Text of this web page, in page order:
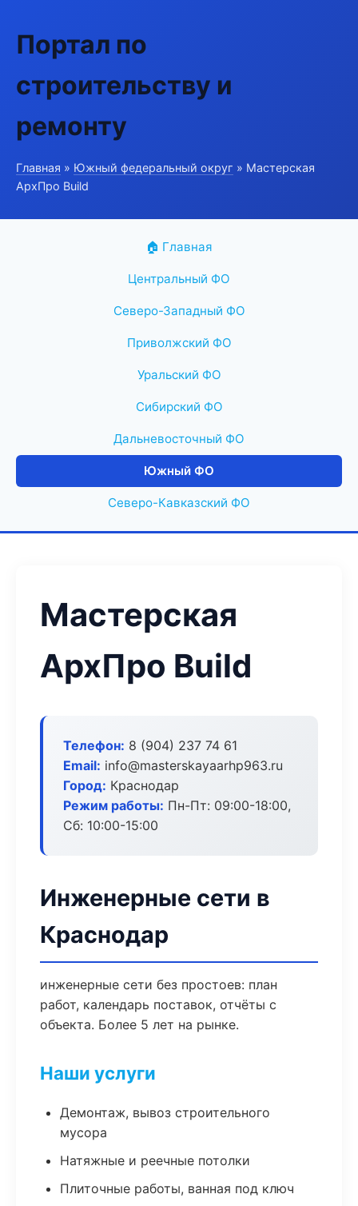
Портал по
строительству и
ремонту
Главная » Южный федеральный округ » Мастерская
АрхПро Build
🏠 Главная
Центральный ФО
Северо-Западный ФО
Приволжский ФО
Уральский ФО
Сибирский ФО
Дальневосточный ФО
Южный ФО
Северо-Кавказский ФО
Мастерская
АрхПро Build
Телефон: 8 (904) 237 74 61
Email: info@masterskayaarhp963.ru
Город: Краснодар
Режим работы: Пн-Пт: 09:00-18:00,
Сб: 10:00-15:00
Инженерные сети в
Краснодар
инженерные сети без простоев: план
работ, календарь поставок, отчёты с
объекта. Более 5 лет на рынке.
Наши услуги
Демонтаж, вывоз строительного
мусора
Натяжные и реечные потолки
Плиточные работы, ванная под ключ